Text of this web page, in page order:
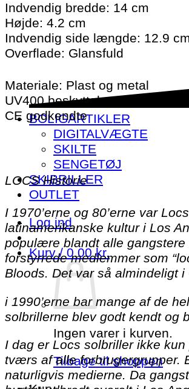
BOLIGARTIKLER
DIGITALVÆGTE
SKILTE
SENGETØJ
SKIBRILLER
OUTLET
Log ind
Kurv /0.00kr.
Ingen varer i kurven.
Tilbage til shoppen
Indvendig bredde: 14 cm
Højde: 4.2 cm
Indvendig side længde: 12.9
Overflade: Glansfuld
Materiale: Plast og metal
UV400 beskyttelse
CE godkendte
LOCS Historie
I 1970’erne og 80’erne var
latinamerikanske kultur i Los
populære blandt alle gangstere
forstyrrede medlemmer som
Bloods. Det var så almindeligt
i 1990’erne bar mange af de
solbrillerne blev godt kendt og
I dag er Locs solbriller ikke
tværs af alle forbrugergrupper.
naturligvis medierne. Da